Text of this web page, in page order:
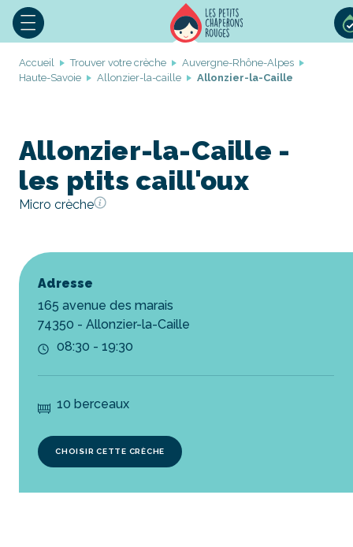
Accueil Trouver votre crèche
Auvergne-Rhône-Alpes
Haute-Savoie
Allonzier-la-caille Allonzier-la-Caille
Allonzier-la-Caille -
les ptits caill'oux
Micro crèche
Adresse
165 avenue des marais
74350 - Allonzier-la-Caille
08:30 - 19:30
10 berceaux
CHOISIR CETTE CRÈCHE